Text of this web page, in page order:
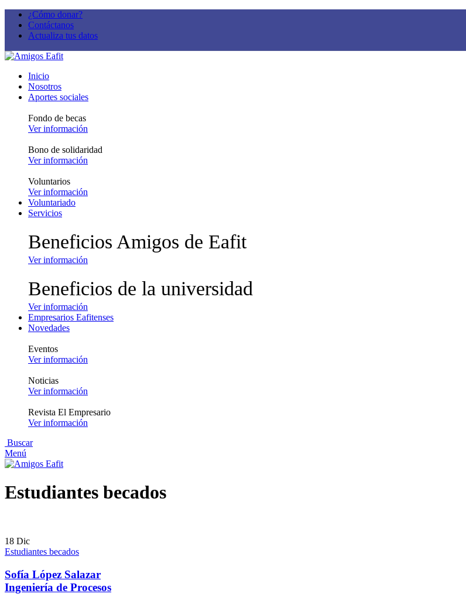
¿Cómo donar?
Contáctanos
Actualiza tus datos
Inicio
Nosotros
Aportes sociales
Fondo de becas
Ver información
Bono de solidaridad
Ver información
Voluntarios
Ver información
Voluntariado
Servicios
Beneficios Amigos de Eafit
Ver información
Beneficios de la universidad
Ver información
Empresarios Eafitenses
Novedades
Eventos
Ver información
Noticias
Ver información
Revista El Empresario
Ver información
Buscar
Menú
Estudiantes becados
18 Dic
Estudiantes becados
Sofía López Salazar
Ingeniería de Procesos